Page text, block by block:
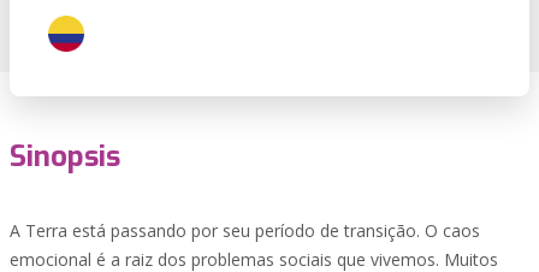
Sinopsis
A Terra está passando por seu período de transição. O caos
emocional é a raiz dos problemas sociais que vivemos. Muitos